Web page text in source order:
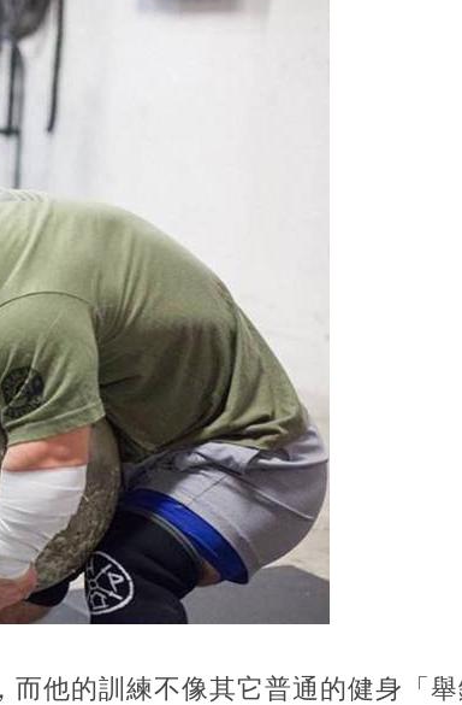
而他的訓練不像其它普通的健身「